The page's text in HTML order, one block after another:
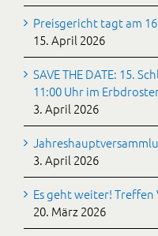
Preisgericht tagt am
15. April 2026
SAVE THE DATE: 15.
11:00 Uhr im
3. April 2026
3. April 2026
Es geht weiter!
20. März 2026